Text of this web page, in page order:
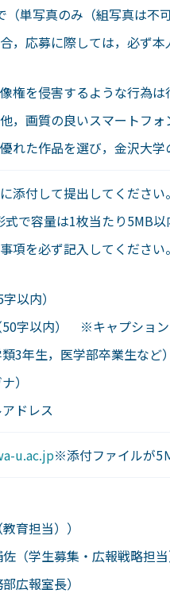
単写真のみ（組写真は不
，応募に際しては，必ず
権を侵害するような行為は
，画質の良いスマートフォ
れた作品を選び，金沢大
添付して提出してください
で容量は1枚当たり5MB以
項を必ず記入してください。
以内）
字以内） ※キャプション
3年生，医学部卒業生など）
）
ドレス
u.ac.jp※添付ファイルが5
育担当））
（学生募集・広報戦略担
広報室長）